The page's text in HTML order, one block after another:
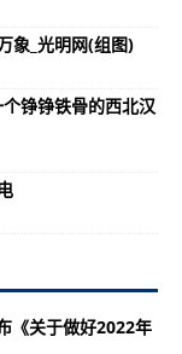
象_光明网(组图)
铮铮铁骨的西北汉
《关于做好2022年